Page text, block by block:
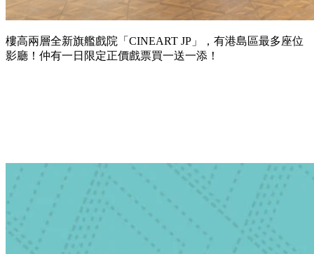
樓高兩層全新旗艦戲院「CINEART JP」，有港島區最多座位
影廳！仲有一日限定正價戲票買一送一添！